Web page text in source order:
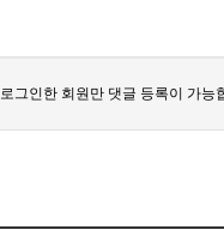
로그인한 회원만 댓글 등록이 가능